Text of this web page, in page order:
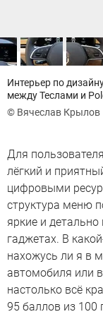
Интерьер по
между Теслами и
© Вячеслав Крылов
Для
лёгкий и
цифровыми
структура меню
яркие и
гаджетах. В
нахожусь ли я в
автомобиля или
настолько всё
95 баллов из 100